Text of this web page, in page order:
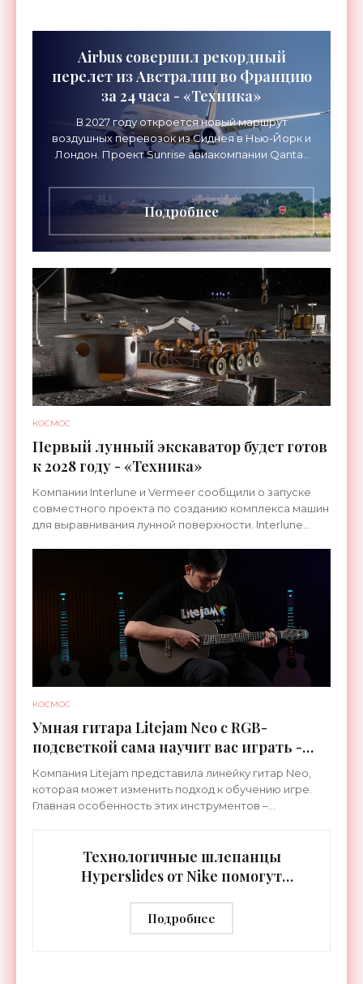
Airbus совершил рекордный
перелет из Австралии во Францию
за 24 часа - «Техника»
В 2027 году откроется новый маршрут
воздушных перевозок из Сиднея в Нью-Йорк и
Лондон. Проект Sunrise авиакомпании Qantas
длительностью до 24
Подробнее
КОСМОС
Первый лунный экскаватор будет готов
к 2028 году - «Техника»
Компании Interlune и Vermeer сообщили о запуске
совместного проекта по созданию комплекса машин
для выравнивания лунной поверхности. Interlune
КОСМОС
Умная гитара Litejam Neo с RGB-
подсветкой сама научит вас играть -
«Гаджеты»
Компания Litejam представила линейку гитар Neo,
которая может изменить подход к обучению игре.
Главная особенность этих инструментов –
Технологичные шлепанцы
Hyperslides от Nike помогут
тренировки - «Гаджеты»
Подробнее